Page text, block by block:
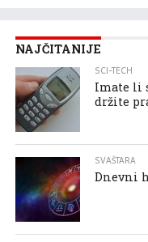
NAJČITANIJE
SCI-TECH
Imate li
držite
SVAŠTARA
Dnevni